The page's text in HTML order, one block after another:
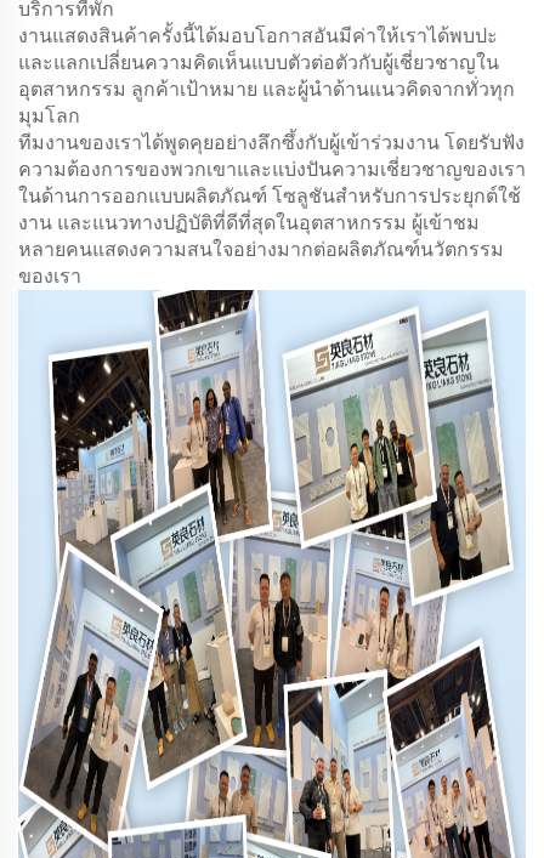
บริการที่พัก
งานแสดงสินค้าครั้งนี้ได้มอบโอกาสอันมีค่าให้เราได้พบปะ
และแลกเปลี่ยนความคิดเห็นแบบตัวต่อตัวกับผู้เชี่ยวชาญใน
อุตสาหกรรม ลูกค้าเป้าหมาย และผู้นำด้านแนวคิดจากทั่วทุก
มุมโลก
ทีมงานของเราได้พูดคุยอย่างลึกซึ้งกับผู้เข้าร่วมงาน โดยรับฟัง
ความต้องการของพวกเขาและแบ่งปันความเชี่ยวชาญของเรา
ในด้านการออกแบบผลิตภัณฑ์ โซลูชันสำหรับการประยุกต์ใช้
งาน และแนวทางปฏิบัติที่ดีที่สุดในอุตสาหกรรม ผู้เข้าชม
หลายคนแสดงความสนใจอย่างมากต่อผลิตภัณฑ์นวัตกรรม
ของเรา